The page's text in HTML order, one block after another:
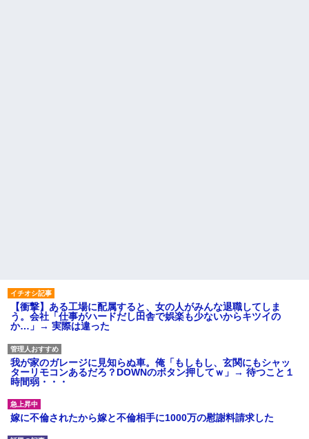
【衝撃】ある工場に配属すると、女の人がみんな退職してしま
う。会社「仕事がハードだし田舎で娯楽も少ないからキツイの
か…」→ 実際は違った
我が家のガレージに見知らぬ車。俺「もしもし、玄関にもシャッ
ターリモコンあるだろ？DOWNのボタン押してｗ」→ 待つこと１
時間弱・・・
嫁に不倫されたから嫁と不倫相手に1000万の慰謝料請求した